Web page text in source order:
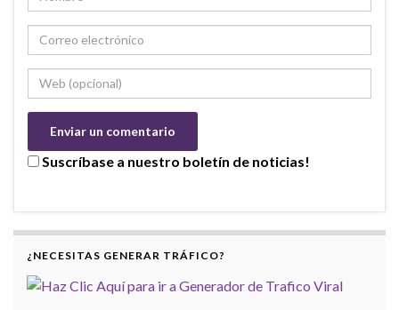
Suscríbase a nuestro boletín de noticias!
¿NECESITAS GENERAR TRÁFICO?